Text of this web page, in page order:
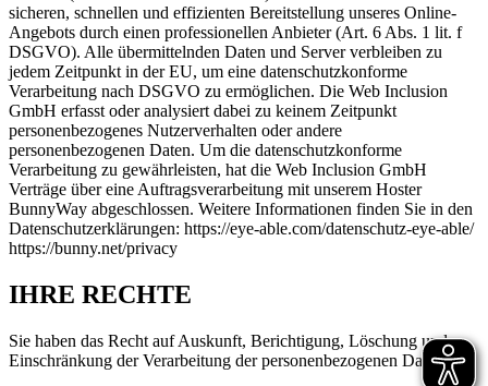
sicheren, schnellen und effizienten Bereitstellung unseres Online-
Angebots durch einen professionellen Anbieter (Art. 6 Abs. 1 lit. f
DSGVO). Alle übermittelnden Daten und Server verbleiben zu
jedem Zeitpunkt in der EU, um eine datenschutzkonforme
Verarbeitung nach DSGVO zu ermöglichen. Die Web Inclusion
GmbH erfasst oder analysiert dabei zu keinem Zeitpunkt
personenbezogenes Nutzerverhalten oder andere
personenbezogenen Daten. Um die datenschutzkonforme
Verarbeitung zu gewährleisten, hat die Web Inclusion GmbH
Verträge über eine Auftragsverarbeitung mit unserem Hoster
BunnyWay abgeschlossen. Weitere Informationen finden Sie in den
Datenschutzerklärungen: https://eye-able.com/datenschutz-eye-able/
https://bunny.net/privacy
IHRE RECHTE
Sie haben das Recht auf Auskunft, Berichtigung, Löschung und
Einschränkung der Verarbeitung der personenbezogenen Daten.